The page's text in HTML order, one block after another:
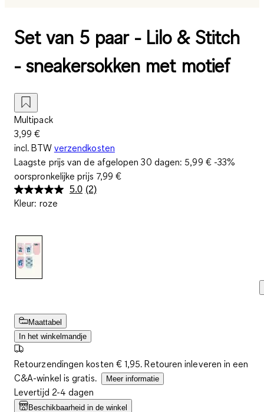
Set van 5 paar - Lilo & Stitch
- sneakersokken met motief
Multipack
3,99 €
incl. BTW verzendkosten
Laagste prijs van de afgelopen 30 dagen: 5,99 €-33%
oorspronkelijke prijs 7,99 €
5.0 Lees
(2)
Kleur: roze
Maattabel
In het winkelmandje
Retourzendingen kosten € 1,95. Retouren inleveren in een
C&A-winkel is gratis.
Meer informatie
Levertijd 2-4 dagen
Beschikbaarheid in de winkel